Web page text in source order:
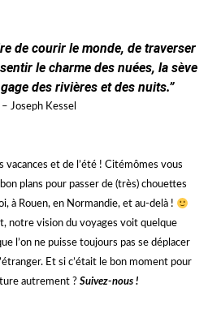
de courir le monde, de traverser
le charme des nuées, la sève
des rivières et des nuits.”
– Joseph Kessel
vacances et de l’été ! Citémômes vous
plans pour passer de (très) chouettes
à Rouen, en Normandie, et au-delà !
notre vision du voyages voit quelque
l’on ne puisse toujours pas se déplacer
Et si c’était le bon moment pour
autrement ? Suivez-nous !